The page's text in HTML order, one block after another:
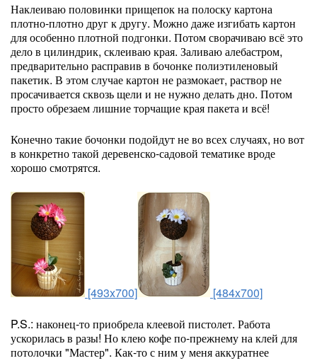
Наклеиваю половинки прищепок на полоску картона
плотно-плотно друг к другу. Можно даже изгибать картон
для особенно плотной подгонки. Потом сворачиваю всё это
дело в цилиндрик, склеиваю края. Заливаю алебастром,
предварительно расправив в бочонке полиэтиленовый
пакетик. В этом случае картон не размокает, раствор не
просачивается сквозь щели и не нужно делать дно. Потом
просто обрезаем лишние торчащие края пакета и всё!
Конечно такие бочонки подойдут не во всех случаях, но вот
в конкретно такой деревенско-садовой тематике вроде
хорошо смотрятся.
[493x700]
[484x700]
P.S.: наконец-то приобрела клеевой пистолет. Работа
ускорилась в разы! Но клею кофе по-прежнему на клей для
потолочки "Мастер". Как-то с ним у меня аккуратнее